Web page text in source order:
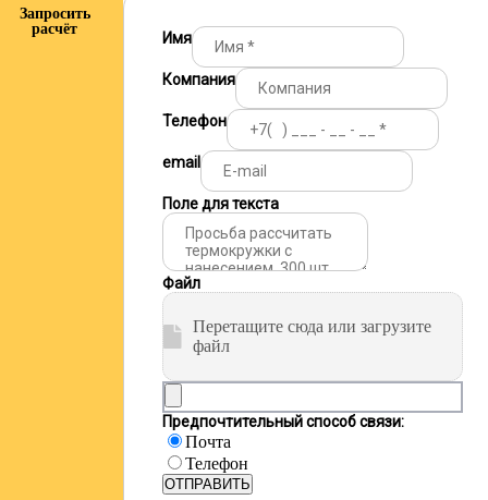
Запросить
расчёт
Имя
Компания
Телефон
email
Поле для текста
Файл
Перетащите сюда или загрузите
файл
Предпочтительный способ связи:
Почта
Телефон
ОТПРАВИТЬ